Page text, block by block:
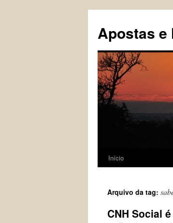
conteúdo
Apostas e
Início
Arquivo da tag:
CNH Social